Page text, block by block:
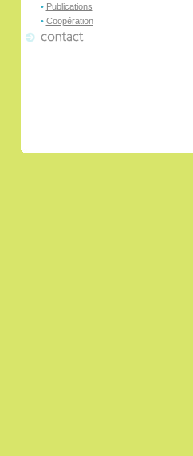
• Publications
• Coopération